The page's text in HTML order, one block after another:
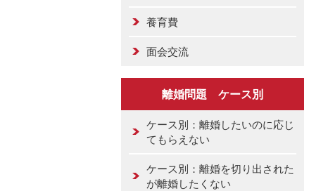
養育費
面会交流
離婚問題 ケース別
ケース別：離婚したいのに応じ
てもらえない
ケース別：離婚を切り出された
が離婚したくない